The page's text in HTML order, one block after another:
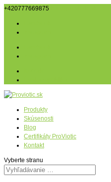
+420777669875
Produkty
Skúsenosti
Blog
Certifikáty ProViotic
Kontakt
Vyberte stranu